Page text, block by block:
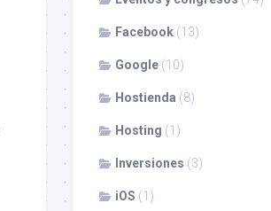
Facebook(13)
Google(10)
Hostienda (8)
Hosting (1)
Inversiones (3)
iOS (1)